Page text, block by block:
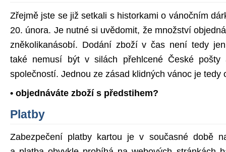
Zřejmě jste se již setkali s historkami o vánočním
20. února. Je nutné si uvědomit, že množství
zněkolikanásobí. Dodání zboží v čas není tedy
také nemusí být v silách přehlcené České pošty
společností. Jednou ze zásad klidných vánoc je tedy
• objednáváte zboží s předstihem?
Platby
Zabezpečení platby kartou je v současné době